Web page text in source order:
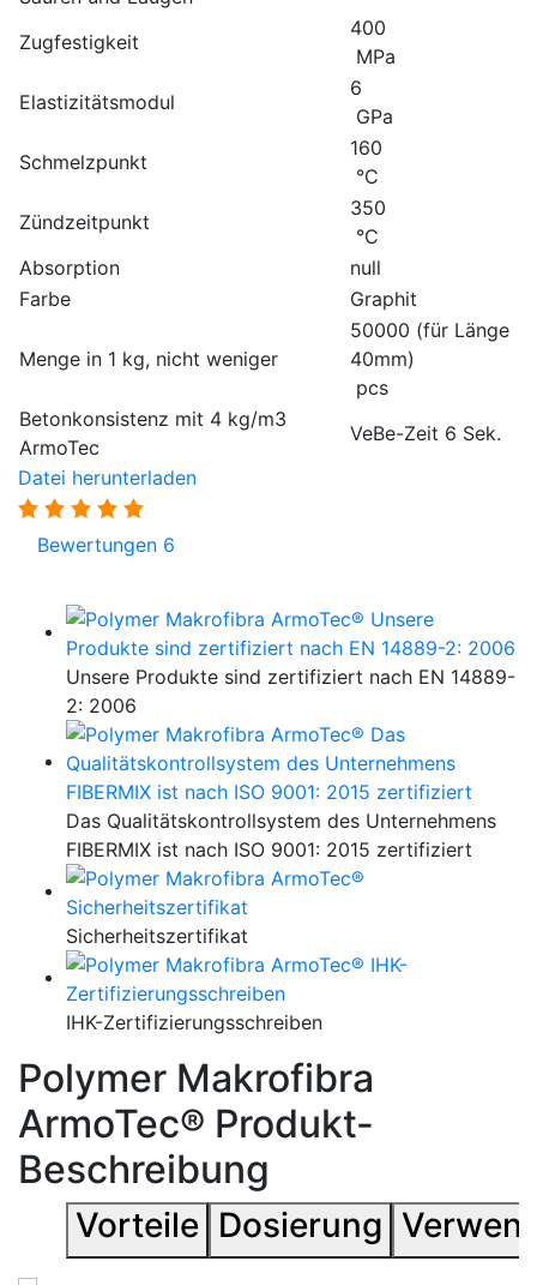
Zugfestigkeit
400
MPa
Elastizitätsmodul
6
GPa
Schmelzpunkt
160
°C
Zündzeitpunkt
350
°C
Absorption
null
Farbe
Graphit
Menge in 1 kg, nicht weniger
50000 (für Länge
40mm)
pcs
Betonkonsistenz mit 4 kg/m3
ArmoTec
VeBe-Zeit 6 Sek.
Datei herunterladen
Bewertungen 6
Unsere Produkte sind zertifiziert nach EN 14889-
2: 2006
Das Qualitätskontrollsystem des Unternehmens
FIBERMIX ist nach ISO 9001: 2015 zertifiziert
Sicherheitszertifikat
IHK-Zertifizierungsschreiben
Polymer Makrofibra
ArmoTec® Produkt-
Beschreibung
Vorteile Dosierung